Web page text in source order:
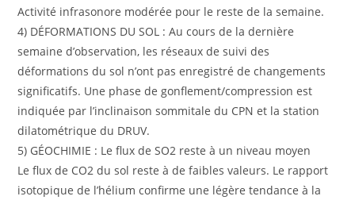
Activité infrasonore modérée pour le reste de la semaine.
4) DÉFORMATIONS DU SOL : Au cours de la dernière
semaine d’observation, les réseaux de suivi des
déformations du sol n’ont pas enregistré de changements
significatifs. Une phase de gonflement/compression est
indiquée par l’inclinaison sommitale du CPN et la station
dilatométrique du DRUV.
5) GÉOCHIMIE : Le flux de SO2 reste à un niveau moyen
Le flux de CO2 du sol reste à de faibles valeurs. Le rapport
isotopique de l’hélium confirme une légère tendance à la